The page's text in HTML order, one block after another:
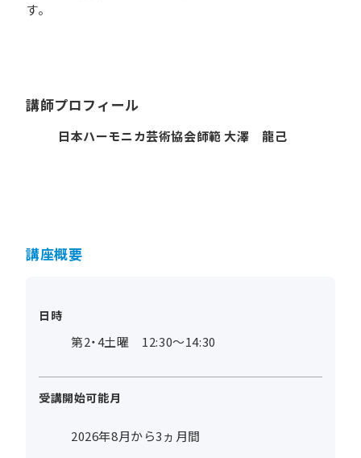
す。
講師プロフィール
日本ハーモニカ芸術協会師範 大澤 龍己
講座概要
日時
第2・4土曜 12:30～14:30
受講開始可能月
2026年8月から3ヵ月間